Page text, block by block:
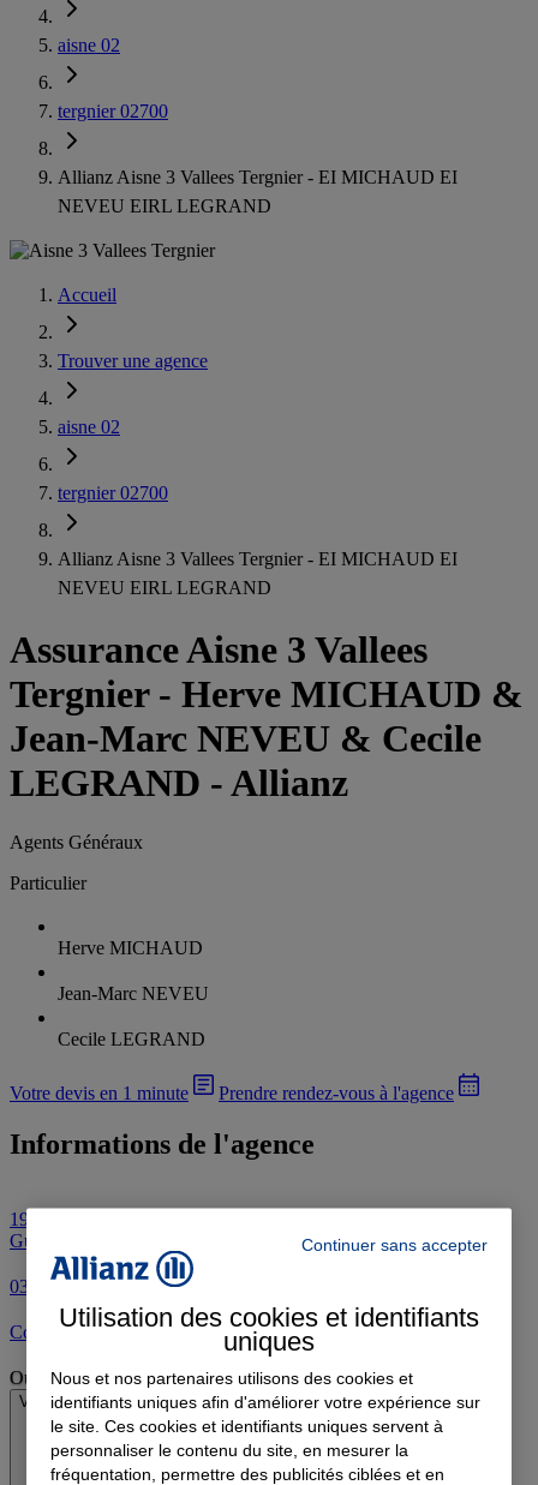
aisne 02
tergnier 02700
Allianz Aisne 3 Vallees Tergnier - EI MICHAUD EI
NEVEU EIRL LEGRAND
Accueil
Trouver une agence
aisne 02
tergnier 02700
Allianz Aisne 3 Vallees Tergnier - EI MICHAUD EI
NEVEU EIRL LEGRAND
Assurance Aisne 3 Vallees
Tergnier- Herve MICHAUD &
Jean-Marc NEVEU & Cecile
LEGRAND - Allianz
Agents Généraux
Particulier
Herve MICHAUD
Jean-Marc NEVEU
Cecile LEGRAND
Votre devis en 1 minute Prendre rendez-vous à l'agence
Informations de l'agence
19 Boulevard Gustave Gregoire, 02700 Tergnier
Gustave Gregoire, 02700 Tergnier
03 23 57 31 55
Contacter l'agence par e-mail
Ouvert
Voir les horaires
Continuer sans accepter
Utilisation des cookies et identifiants
uniques
Nous et nos partenaires utilisons des cookies et
identifiants uniques afin d'améliorer votre expérience sur
le site. Ces cookies et identifiants uniques servent à
personnaliser le contenu du site, en mesurer la
fréquentation, permettre des publicités ciblées et en